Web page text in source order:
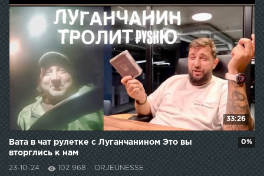
33:26
Вата в чат рулетке с Луганчанином Это вы
вторглись к нам
23-10-24 102 968 ORJEUNESSE
0%